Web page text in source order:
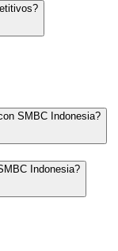
SMBC Indonesia?
Indonesia?